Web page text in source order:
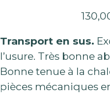
Transport en sus.
l’usure. Très bonne
Bonne tenue à la
pièces mécaniques